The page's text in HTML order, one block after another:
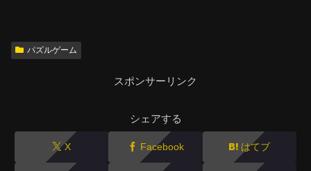
パズルゲーム
スポンサーリンク
シェアする
X Facebook はてブ